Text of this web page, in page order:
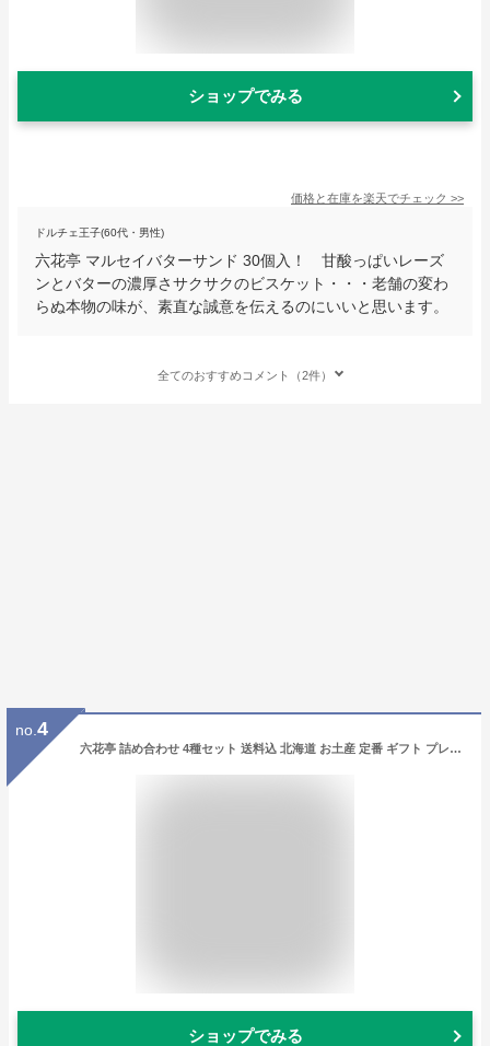
ショップでみる
価格と在庫を楽天でチェック >>
ドルチェ王子(60代・男性)
六花亭 マルセイバターサンド 30個入！ 甘酸っぱいレーズ
ンとバターの濃厚さサクサクのビスケット・・・老舗の変わ
らぬ本物の味が、素直な誠意を伝えるのにいいと思います。
全てのおすすめコメント（2件）
no. 4
六花亭 詰め合わせ 4種セット 送料込 北海道 お土産 定番 ギフト プレゼント バターサンド 送料無料 父の日 ギフト 人気 帯広 土産 お菓子 洋菓子 誕生日 内祝い 個包装 退職 お祝い 転勤 お礼 お返し 御供 感謝 有名 定番
ショップでみる